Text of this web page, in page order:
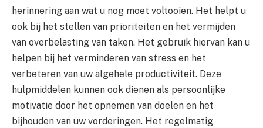
herinnering aan wat u nog moet voltooien. Het helpt u
ook bij het stellen van prioriteiten en het vermijden
van overbelasting van taken. Het gebruik hiervan kan u
helpen bij het verminderen van stress en het
verbeteren van uw algehele productiviteit. Deze
hulpmiddelen kunnen ook dienen als persoonlijke
motivatie door het opnemen van doelen en het
bijhouden van uw vorderingen. Het regelmatig